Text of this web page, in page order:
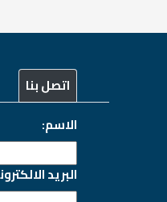
اتصل بنا
الاسم:
البريد